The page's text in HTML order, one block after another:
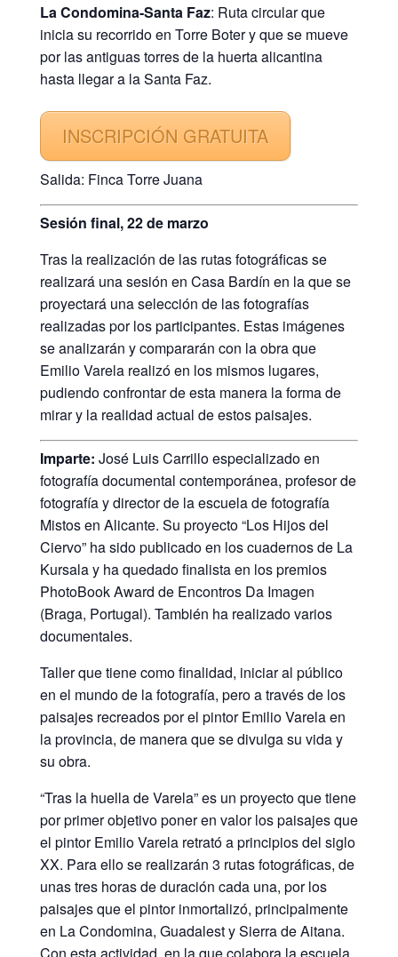
La Condomina-Santa Faz: Ruta circular que
inicia su recorrido en Torre Boter y que se mueve
por las antiguas torres de la huerta alicantina
hasta llegar a la Santa Faz.
INSCRIPCIÓN GRATUITA
Salida: Finca Torre Juana
Sesión final, 22 de marzo
Tras la realización de las rutas fotográficas se
realizará una sesión en Casa Bardín en la que se
proyectará una selección de las fotografías
realizadas por los participantes. Estas imágenes
se analizarán y compararán con la obra que
Emilio Varela realizó en los mismos lugares,
pudiendo confrontar de esta manera la forma de
mirar y la realidad actual de estos paisajes.
Imparte: José Luis Carrillo especializado en
fotografía documental contemporánea, profesor de
fotografía y director de la escuela de fotografía
Mistos en Alicante. Su proyecto “Los Hijos del
Ciervo” ha sido publicado en los cuadernos de La
Kursala y ha quedado finalista en los premios
PhotoBook Award de Encontros Da Imagen
(Braga, Portugal). También ha realizado varios
documentales.
Taller que tiene como finalidad, iniciar al público
en el mundo de la fotografía, pero a través de los
paisajes recreados por el pintor Emilio Varela en
la provincia, de manera que se divulga su vida y
su obra.
“Tras la huella de Varela” es un proyecto que tiene
por primer objetivo poner en valor los paisajes que
el pintor Emilio Varela retrató a principios del siglo
XX. Para ello se realizarán 3 rutas fotográficas, de
unas tres horas de duración cada una, por los
paisajes que el pintor inmortalizó, principalmente
en La Condomina, Guadalest y Sierra de Aitana.
Con esta actividad, en la que colabora la escuela